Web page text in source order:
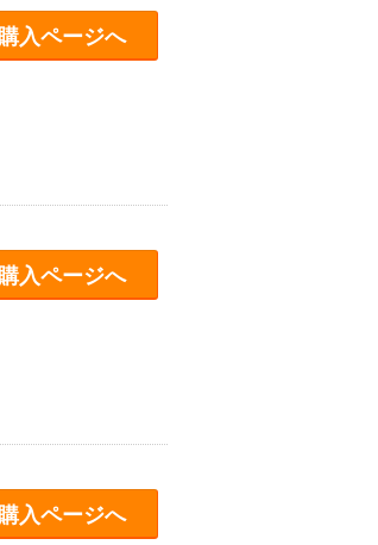
購入ページへ
購入ページへ
購入ページへ